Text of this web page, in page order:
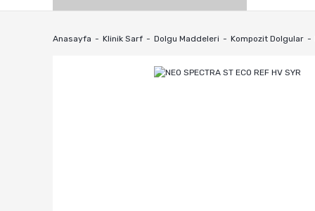
Anasayfa Klinik Sarf Dolgu Maddeleri Kompozit Dolgular